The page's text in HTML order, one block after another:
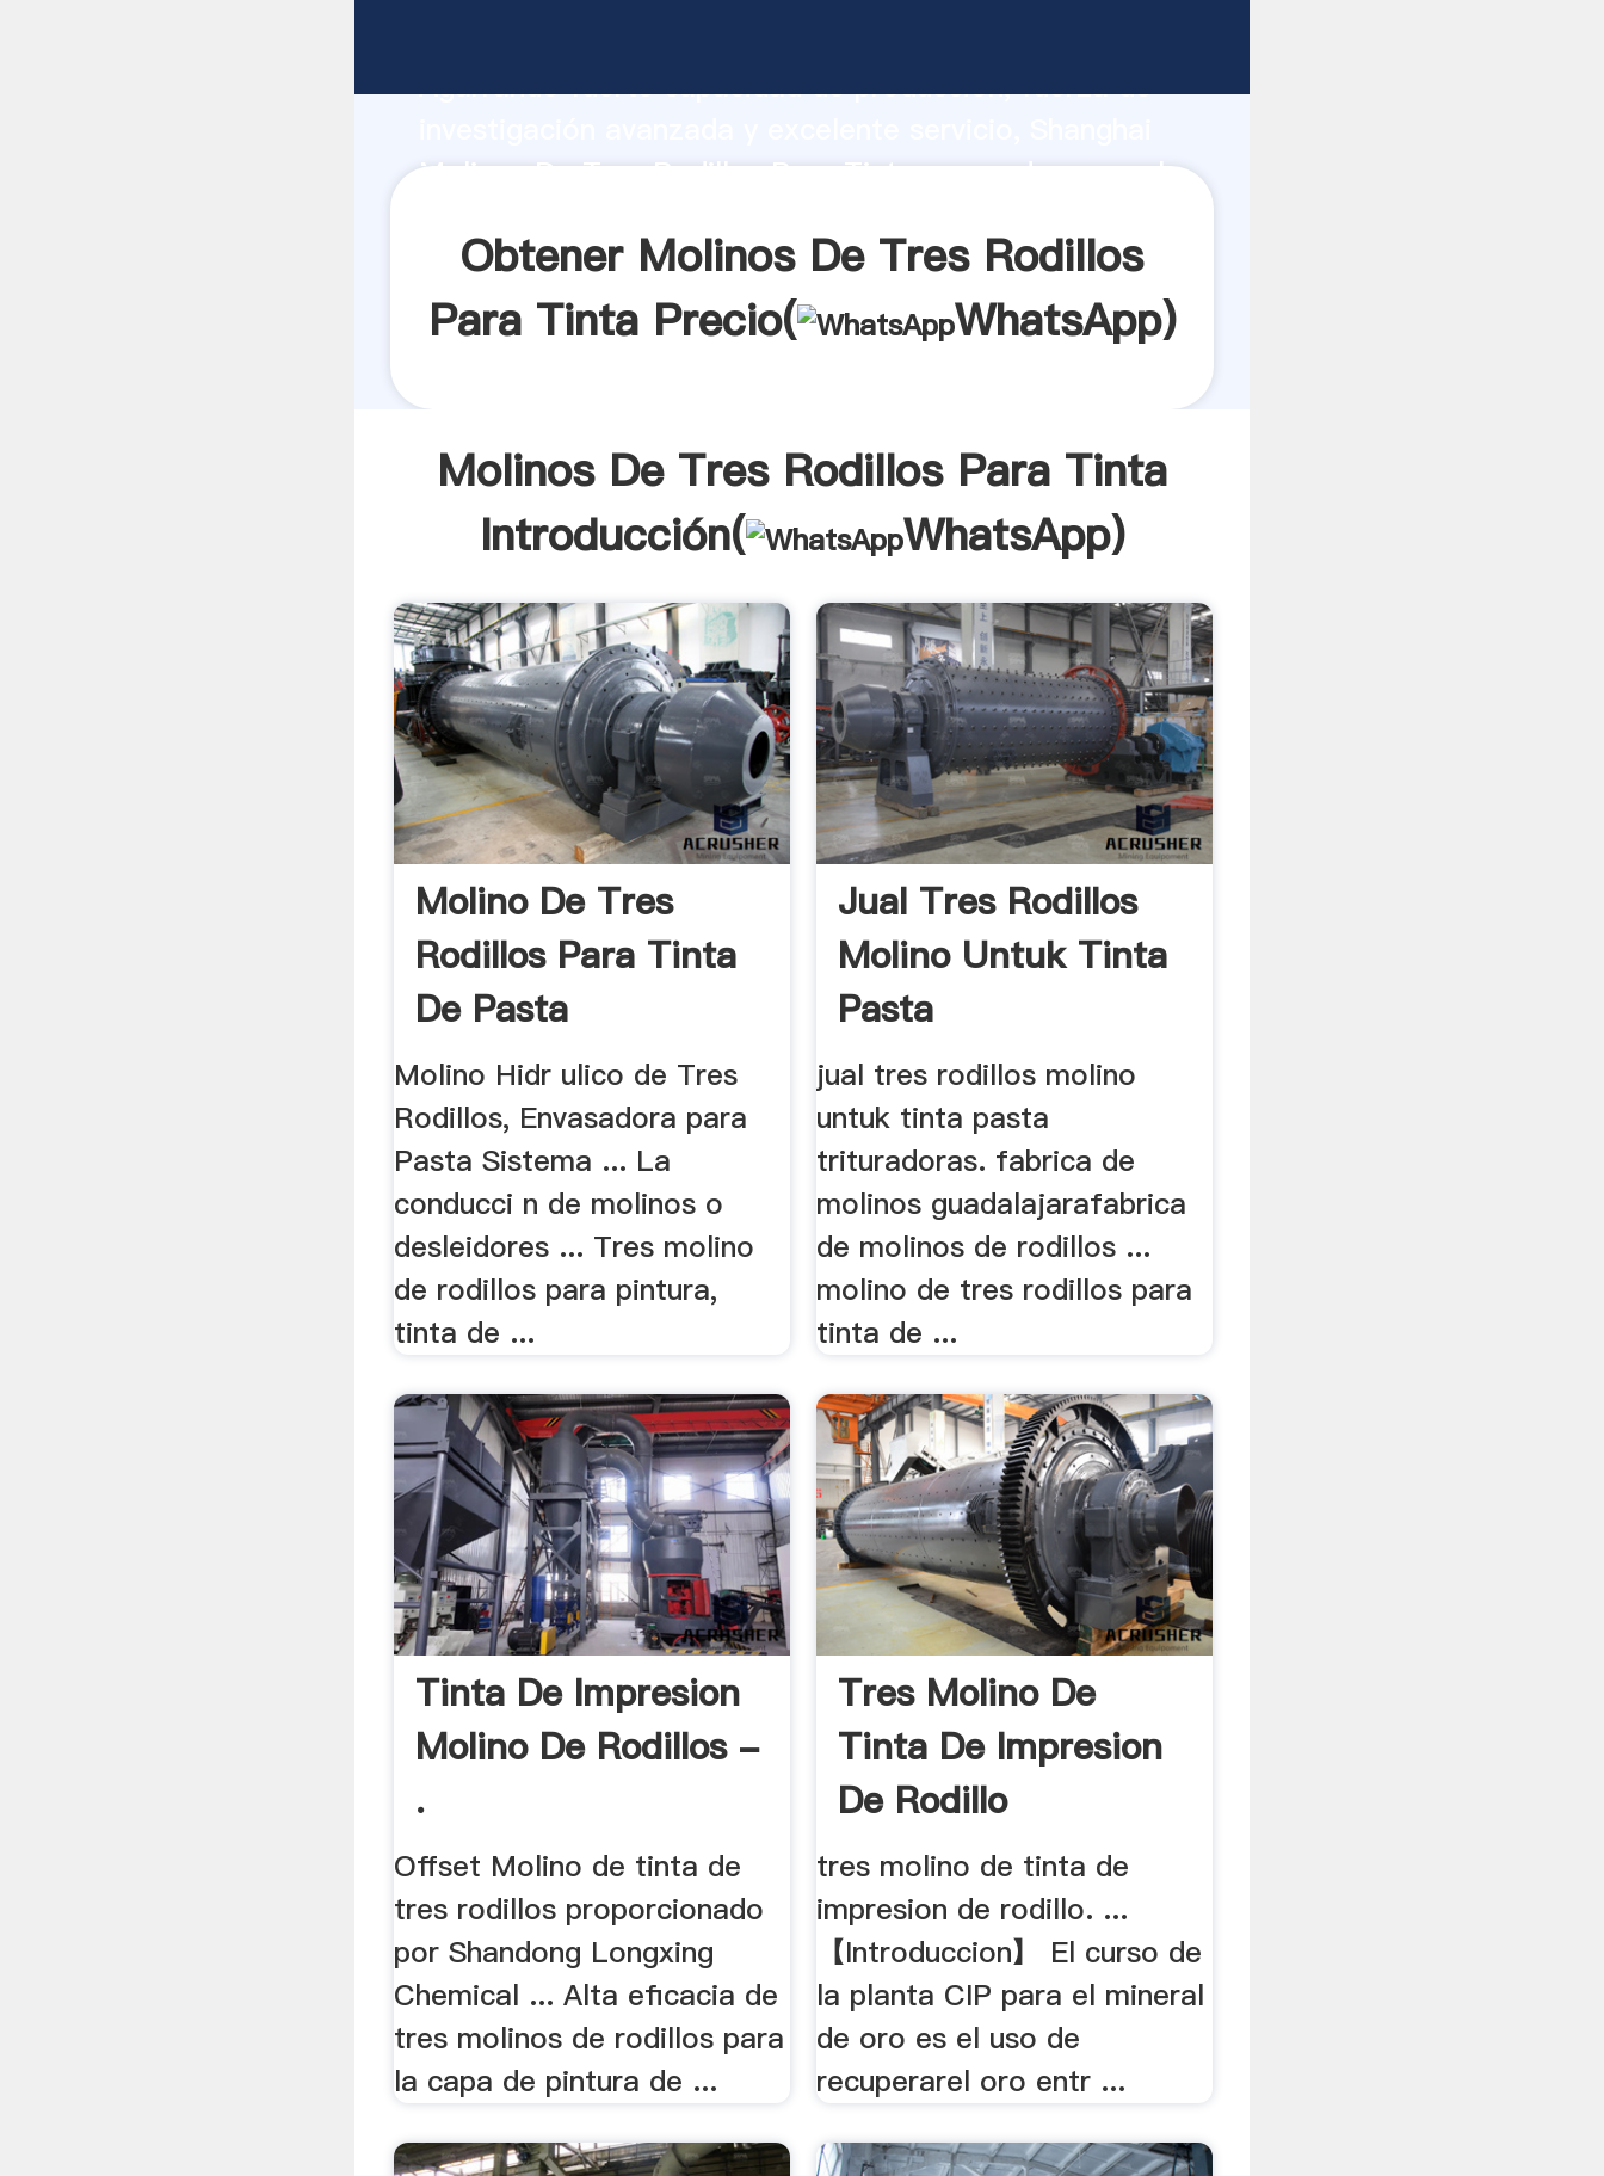
Agarrando fuerte capacidad de producción, fuerza de
Molinos De Tres Rodillos Para Tinta proveedor crea el
Obtener Molinos De Tres Rodillos
Para Tinta Precio(
WhatsApp)
Molinos De Tres Rodillos Para Tinta
Introducción(
WhatsApp)
Molino De Tres
Rodillos Para Tinta
De Pasta
Molino Hidr ulico de Tres
Rodillos, Envasadora para
Pasta Sistema ... La
conducci n de molinos o
desleidores ... Tres molino
de rodillos para pintura,
tinta de ...
Jual Tres Rodillos
Molino Untuk Tinta
Pasta
jual tres rodillos molino
untuk tinta pasta
trituradoras. fabrica de
molinos guadalajarafabrica
de molinos de rodillos ...
molino de tres rodillos para
tinta de ...
Tinta De Impresion
Molino De Rodillos -
.
Offset Molino de tinta de
tres rodillos proporcionado
por Shandong Longxing
Chemical ... Alta eficacia de
tres molinos de rodillos para
la capa de pintura de ...
Tres Molino De
Tinta De Impresion
De Rodillo
tres molino de tinta de
impresion de rodillo. ...
【Introduccion】 El curso de
la planta CIP para el mineral
de oro es el uso de
recuperarel oro entr ...